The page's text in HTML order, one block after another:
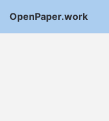
OpenPaper.work